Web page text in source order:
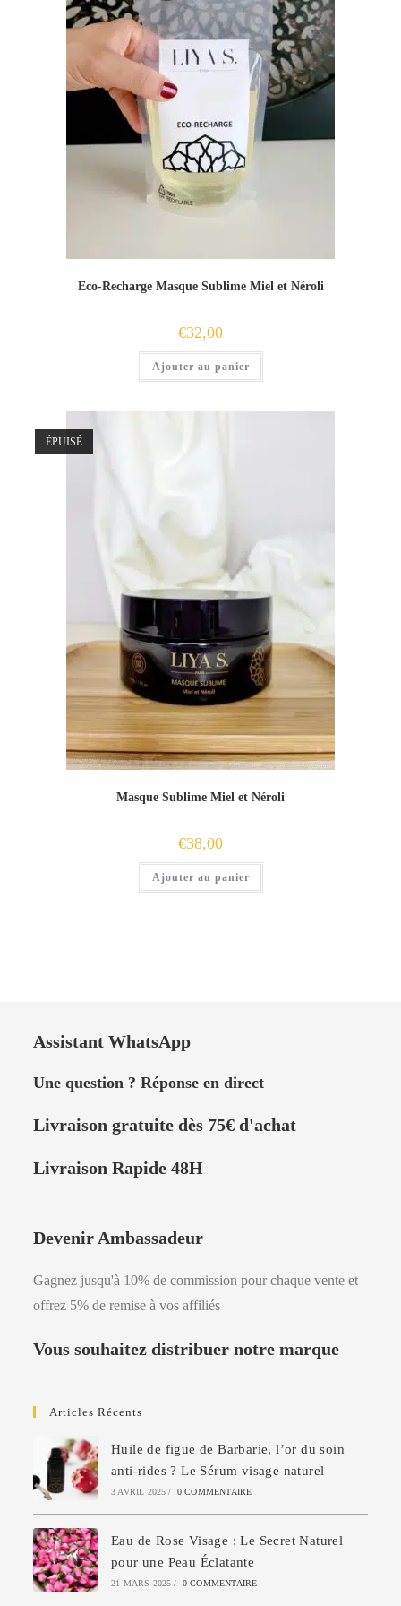
Eco-Recharge Masque Sublime Miel et Néroli
€32,00
Ajouter au panier
ÉPUISÉ
Masque Sublime Miel et Néroli
€38,00
Ajouter au panier
Assistant WhatsApp
Une question ? Réponse en direct
Livraisongratuite dès 75€ d'achat
Livraison Rapide 48H
Devenir Ambassadeur
Gagnez jusqu'à 10% de commission pour chaque vente et
offrez 5% de remise à vos affiliés
Vous souhaitez distribuer notre marque
Articles Récents
Huile de figue de Barbarie, l’or du soin
anti-rides ? Le Sérum visage naturel
3 AVRIL 2025 / 0 COMMENTAIRE
Eau de Rose Visage : Le Secret Naturel
pour une Peau Éclatante
21 MARS 2025 / 0 COMMENTAIRE